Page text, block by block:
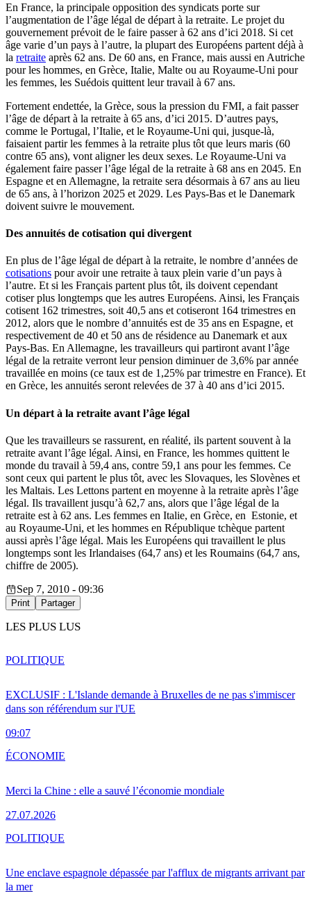
En France, la principale opposition des syndicats porte sur
l’augmentation de l’âge légal de départ à la retraite. Le projet du
gouvernement prévoit de le faire passer à 62 ans d’ici 2018. Si cet
âge varie d’un pays à l’autre, la plupart des Européens partent déjà à
la retraite après 62 ans. De 60 ans, en France, mais aussi en Autriche
pour les hommes, en Grèce, Italie, Malte ou au Royaume-Uni pour
les femmes, les Suédois quittent leur travail à 67 ans.
Fortement endettée, la Grèce, sous la pression du FMI, a fait passer
l’âge de départ à la retraite à 65 ans, d’ici 2015. D’autres pays,
comme le Portugal, l’Italie, et le Royaume-Uni qui, jusque-là,
faisaient partir les femmes à la retraite plus tôt que leurs maris (60
contre 65 ans), vont aligner les deux sexes. Le Royaume-Uni va
également faire passer l’âge légal de la retraite à 68 ans en 2045. En
Espagne et en Allemagne, la retraite sera désormais à 67 ans au lieu
de 65 ans, à l’horizon 2025 et 2029. Les Pays-Bas et le Danemark
doivent suivre le mouvement.
Des annuités de cotisation qui divergent
En plus de l’âge légal de départ à la retraite, le nombre d’années de
cotisations pour avoir une retraite à taux plein varie d’un pays à
l’autre. Et si les Français partent plus tôt, ils doivent cependant
cotiser plus longtemps que les autres Européens. Ainsi, les Français
cotisent 162 trimestres, soit 40,5 ans et cotiseront 164 trimestres en
2012, alors que le nombre d’annuités est de 35 ans en Espagne, et
respectivement de 40 et 50 ans de résidence au Danemark et aux
Pays-Bas. En Allemagne, les travailleurs qui partiront avant l’âge
légal de la retraite verront leur pension diminuer de 3,6% par année
travaillée en moins (ce taux est de 1,25% par trimestre en France). Et
en Grèce, les annuités seront relevées de 37 à 40 ans d’ici 2015.
Un départ à la retraite avant l’âge légal
Que les travailleurs se rassurent, en réalité, ils partent souvent à la
retraite avant l’âge légal. Ainsi, en France, les hommes quittent le
monde du travail à 59,4 ans, contre 59,1 ans pour les femmes. Ce
sont ceux qui partent le plus tôt, avec les Slovaques, les Slovènes et
les Maltais. Les Lettons partent en moyenne à la retraite après l’âge
légal. Ils travaillent jusqu’à 62,7 ans, alors que l’âge légal de la
retraite est à 62 ans. Les femmes en Italie, en Grèce, en Estonie, et
au Royaume-Uni, et les hommes en République tchèque partent
aussi après l’âge légal. Mais les Européens qui travaillent le plus
longtemps sont les Irlandaises (64,7 ans) et les Roumains (64,7 ans,
chiffre de 2005).
Sep 7, 2010 - 09:36
Print Partager
LES PLUS LUS
EXCLUSIF : L'Islande demande à Bruxelles de ne pas s'immiscer
dans son référendum sur l'UE
09:07
POLITIQUE
Merci la Chine : elle a sauvé l’économie mondiale
27.07.2026
ÉCONOMIE
Une enclave espagnole dépassée par l'afflux de migrants arrivant par
la mer
POLITIQUE